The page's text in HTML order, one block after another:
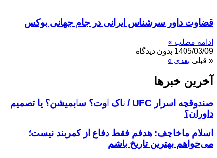
قضاوت داور سرشناس ایرانی در جام جهانی بوکس
ادامه مطلب »
1405/03/09 بدون دیدگاه
« قبلی بعدی »
آخرین خبر‌‌ها
صندوقچه اسرار UFC / ناک اوت؟ سابمیشن؟ یا تصمیم
داوران؟
اسلام ماخاچف: هدفم فقط دفاع از کمربند نیست؛
می‌خواهم بهترین تاریخ باشم